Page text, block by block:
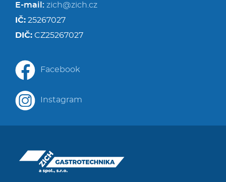
E-mail: zich@zich.cz
IČ: 25267027
DIČ: CZ25267027
Facebook
Instagram